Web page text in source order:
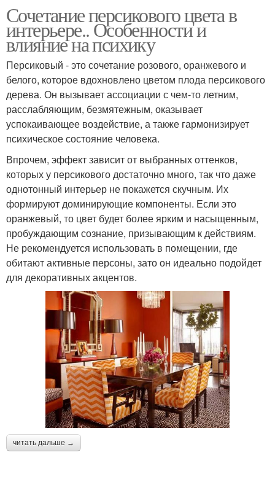
Сочетание персикового цвета в
интерьере.. Особенности и
влияние на психику
Персиковый - это сочетание розового, оранжевого и
белого, которое вдохновлено цветом плода персикового
дерева. Он вызывает ассоциации с чем-то летним,
расслабляющим, безмятежным, оказывает
успокаивающее воздействие, а также гармонизирует
психическое состояние человека.
Впрочем, эффект зависит от выбранных оттенков,
которых у персикового достаточно много, так что даже
однотонный интерьер не покажется скучным. Их
формируют доминирующие компоненты. Если это
оранжевый, то цвет будет более ярким и насыщенным,
пробуждающим сознание, призывающим к действиям.
Не рекомендуется использовать в помещении, где
обитают активные персоны, зато он идеально подойдет
для декоративных акцентов.
читать дальше →